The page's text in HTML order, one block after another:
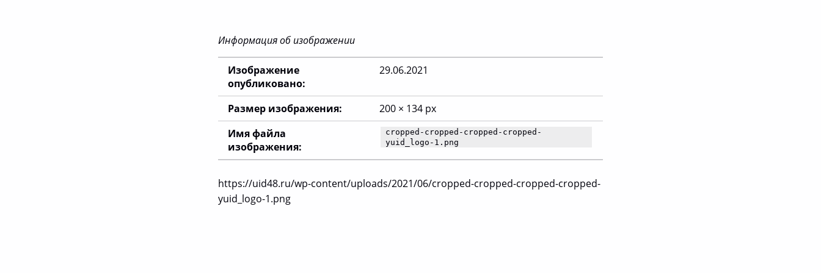
Информация об изображении
Изображение
опубликовано:
29.06.2021
Размер изображения:
200 × 134 px
Имя файла
изображения:
cropped-cropped-cropped-cropped-
yuid_logo-1.png
https://uid48.ru/wp-content/uploads/2021/06/cropped-cropped-cropped-cropped-
yuid_logo-1.png